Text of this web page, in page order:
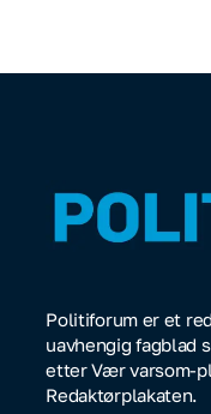
Politiforum er et
uavhengig fagblad
etter Vær varsom-
Redaktørplakaten.